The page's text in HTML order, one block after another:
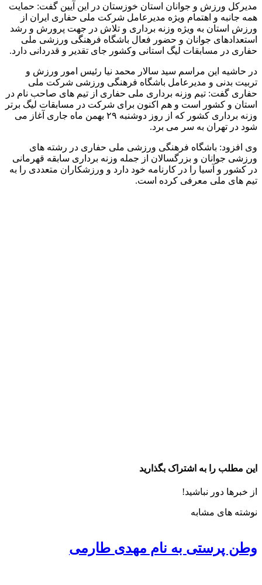
مدیرکل ورزش و جوانان استان خوزستان در این آیین گفت: حمایت
همه جانبه و اهتمام ویژه مدیرعامل شرکت ملی حفاری ایران از
ورزش استان به ویژه وزنه برداری و تلاش در جهت پرورش و رشد
استعدادهای جوانان و حضور فعال باشگاه فرهنگی ورزشی ملی
حفاری در مسابقات لیگ استانی وکشور جای تقدیر و قدردانی دارد.
در حاشیه این مراسم سید سالار محمد نیا رئیس امور ورزش و
تربیت بدنی و مدیرعامل باشگاه فرهنگی ورزشی شرکت ملی
حفاری گفت: تیم وزنه برداری ملی حفاری از تیم های صاحب نام در
استان و کشور است و هم اکنون برای شرکت در مسابقات لیگ برتر
وزنه برداری کشور که از روز دوشنبه ۲۹ بهمن ماه جاری آغاز می
شود در تهران به سر می برد.
وی افزود: باشگاه فرهنگی ورزشی ملی حفاری در رشته های
ورزشی جوانان و بزرگسالان از جمله وزنه برداری سابقه قهرمانی
در کشور و آسیا را در کارنامه خود دارد و ورزشکاران متعددی را به
تیم های ملی معرفی کرده است.
این مطلب را به اشتراک بگذارید
از خبرها دور نباشید!
نوشته های مشابه
وطن پرستی به نام مهدی طارمی